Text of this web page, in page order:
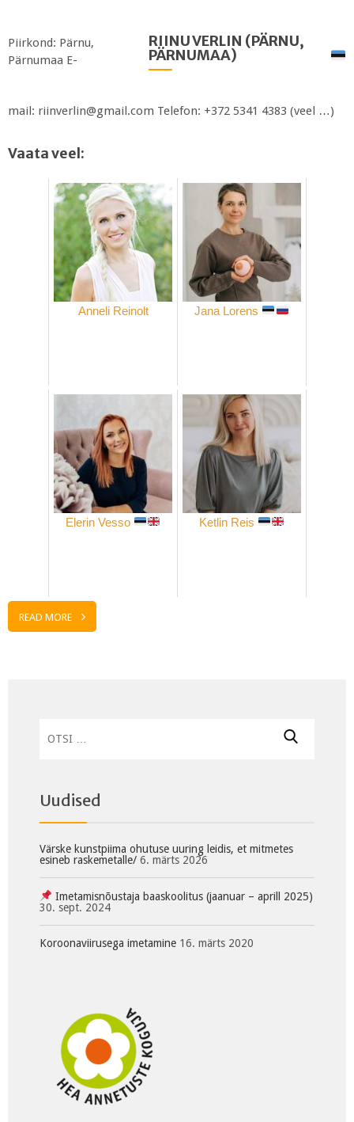
RIINU VERLIN (PÄRNU,
PÄRNUMAA)
Piirkond: Pärnu,
Pärnumaa E-
mail: riinverlin@gmail.com Telefon: +372 5341 4383 (veel …)
Vaata veel:
Anneli Reinolt Jana Lorens
Elerin Vesso Ketlin Reis
READ MORE
Uudised
Värske kunstpiima ohutuse uuring leidis, et mitmetes
esineb raskemetalle/ 6. märts 2026
Imetamisnõustaja baaskoolitus (jaanuar – aprill 2025)
30. sept. 2024
Koroonaviirusega imetamine 16. märts 2020